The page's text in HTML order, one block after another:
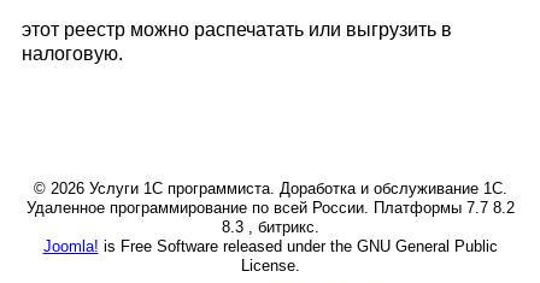
этот реестр можно распечатать или выгрузить в
налоговую.
© 2026 Услуги 1С программиста. Доработка и обслуживание 1С.
Удаленное программирование по всей России. Платформы 7.7 8.2
8.3 , битрикс.
Joomla! is Free Software released under the GNU General Public
License.